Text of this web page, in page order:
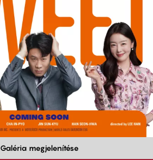
Galéria megjelenítése